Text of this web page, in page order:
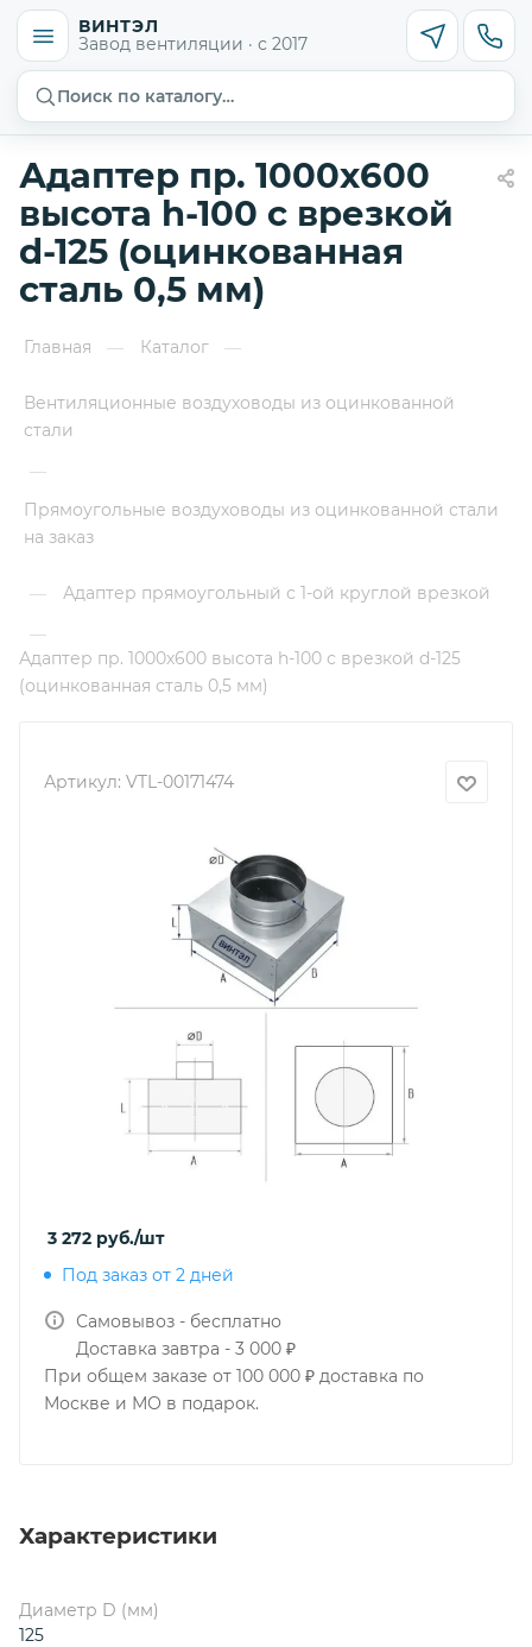
ВИНТЭЛ
Завод вентиляции · с 2017
Поиск по каталогу…
Адаптер пр. 1000х600
высота h-100 с врезкой
d-125 (оцинкованная
сталь 0,5 мм)
Главная — Каталог —
Вентиляционные воздуховоды из оцинкованной
стали
—
Прямоугольные воздуховоды из оцинкованной стали
на заказ
—
Адаптер прямоугольный с 1-ой круглой врезкой
—
Адаптер пр. 1000х600 высота h-100 с врезкой d-125
(оцинкованная сталь 0,5 мм)
Артикул: VTL-00171474
3 272 руб./шт
Под заказ от 2 дней
Самовывоз - бесплатно
Доставка завтра - 3 000 ₽
При общем заказе от 100 000 ₽ доставка по
Москве и МО в подарок.
Характеристики
Диаметр D (мм)
125